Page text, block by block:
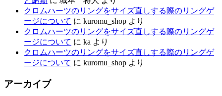
クロムハーツのリングをサイズ直しする際のリングゲ
ージについて に kuromu_shop より
クロムハーツのリングをサイズ直しする際のリングゲ
ージについて に ka より
クロムハーツのリングをサイズ直しする際のリングゲ
ージについて に kuromu_shop より
アーカイブ